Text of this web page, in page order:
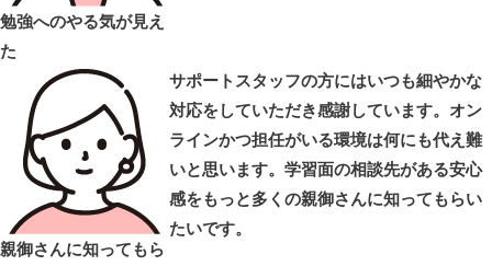
勉強へのやる気が見え
た
親御さんに知ってもら
サポートスタッフの方にはいつも細やかな
対応をしていただき感謝しています。オン
ラインかつ担任がいる環境は何にも代え難
いと思います。学習面の相談先がある安心
感をもっと多くの親御さんに知ってもらい
たいです。